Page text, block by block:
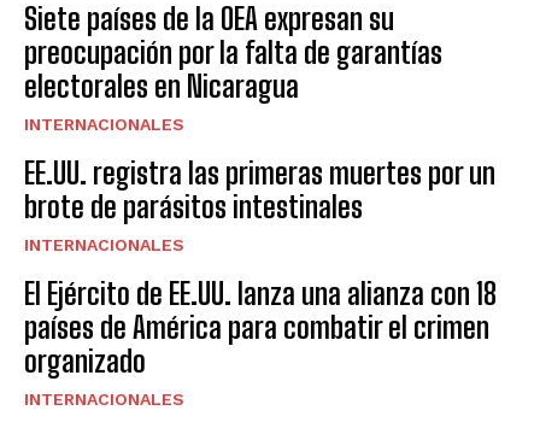
Siete países de la OEA expresan su
preocupación por la falta de garantías
electorales en Nicaragua
INTERNACIONALES
EE.UU. registra las primeras muertes por un
brote de parásitos intestinales
INTERNACIONALES
El Ejército de EE.UU. lanza una alianza con 18
países de América para combatir el crimen
organizado
INTERNACIONALES